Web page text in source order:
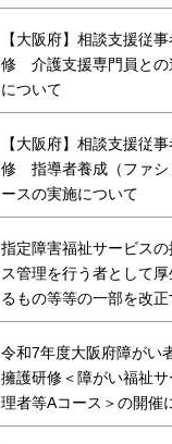
【大阪府】相談支援従
修 介護支援専門員との
について
【大阪府】相談支援従
修 指導者養成（ファシ
ースの実施について
指定障害福祉サービス
ス管理を行う者として
るもの等等の一部を改
令和7年度大阪府障がい
擁護研修＜障がい福祉
理者等Aコース＞の開催